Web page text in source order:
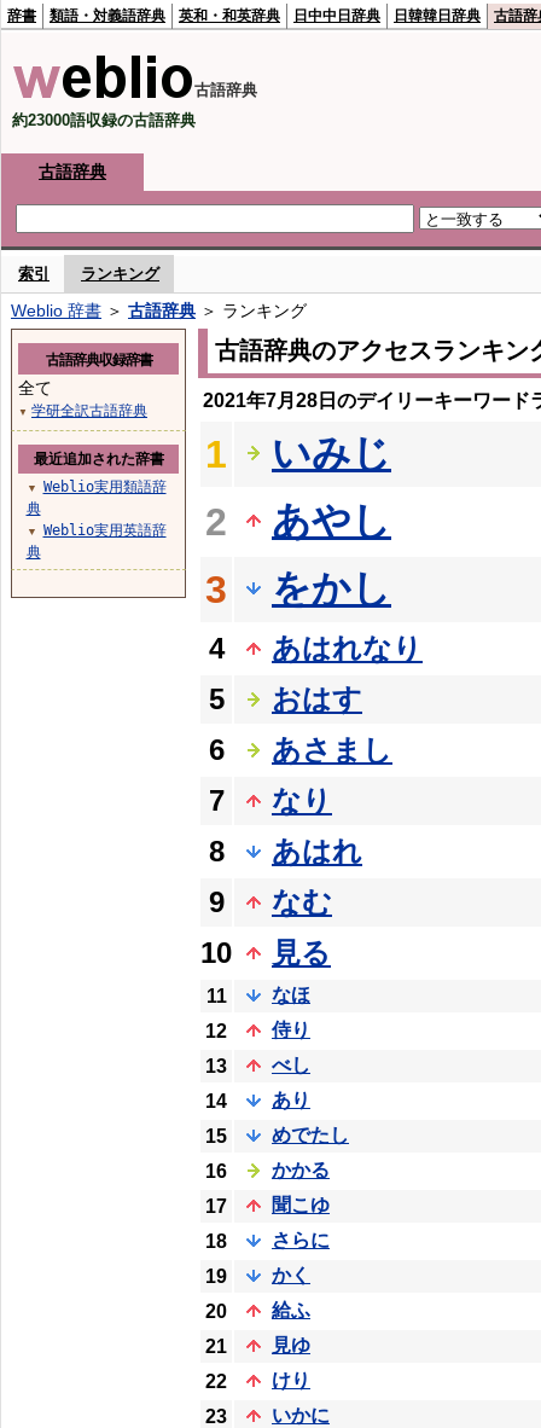
辞書 類語・対義語辞典 英和・和英辞典 日中中日辞典 日韓韓日辞典 古語辞
古語辞典
約23000語収録の古語辞典
古語辞典
索引 ランキング
Weblio 辞書 ＞ 古語辞典 ＞ ランキング
古語辞典のアクセスランキン
2021年7月28日のデイリーキーワード
1
いみじ
2
あやし
3
をかし
4
あはれなり
5
おはす
6
あさまし
7
なり
8
あはれ
9
なむ
10
見る
11
なほ
12
侍り
13
べし
14
あり
15
めでたし
16
かかる
17
聞こゆ
18
さらに
19
かく
20
給ふ
21
見ゆ
22
けり
23
いかに
古語辞典収録辞書
全て
▼ 学研全訳古語辞典
最近追加された辞書
▼
Weblio実用類語辞
典
▼
Weblio実用英語辞
典